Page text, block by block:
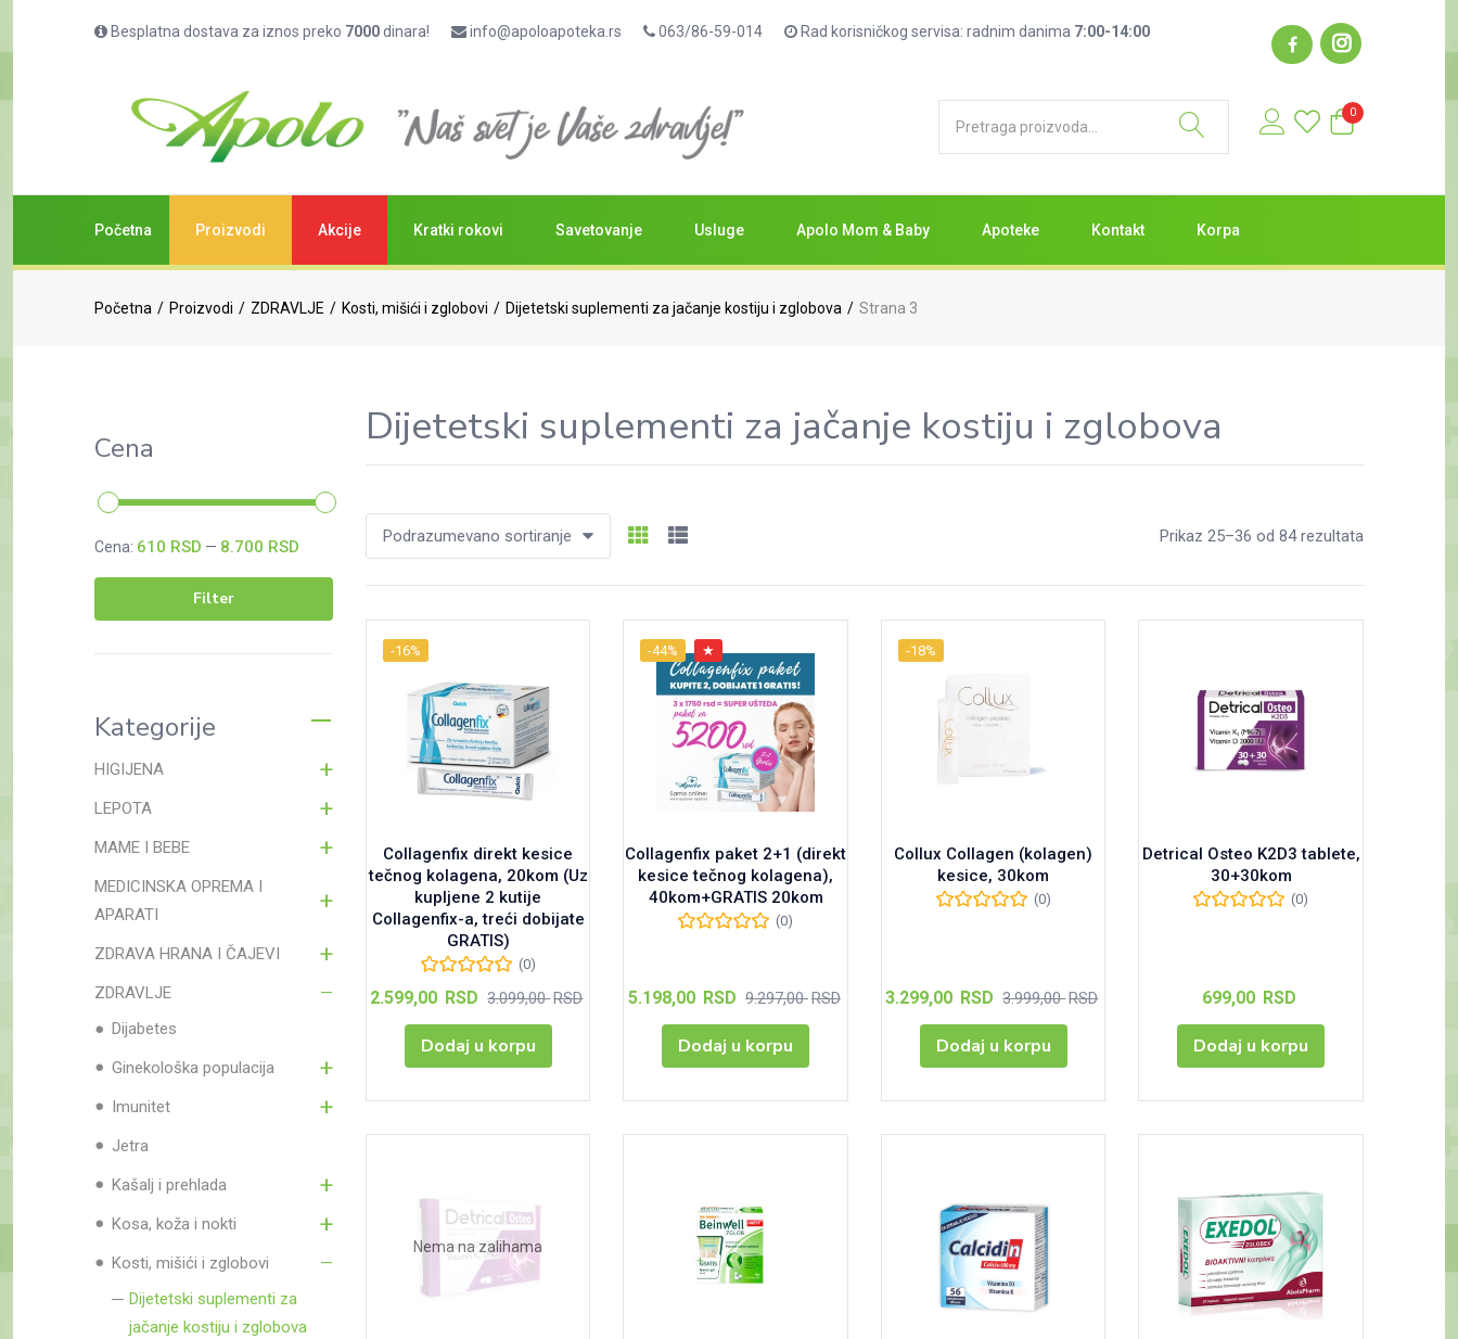
Besplatna dostava za iznos preko 7000dinara! info@apoloapoteka.rs 063/86-59-014 Rad korisničkog servisa: radnim danima 7:00-14:00
0
Početna Proizvodi Akcije Kratki rokovi Savetovanje Usluge Apolo Mom & Baby Apoteke Kontakt Korpa
Početna Proizvodi ZDRAVLJE Kosti, mišići i zglobovi Dijetetski suplementi za jačanje kostiju i zglobova Strana 3
Cena
Filter
Cena: 610 RSD — 8.700 RSD
Kategorije
HIGIJENA
LEPOTA
MAME I BEBE
MEDICINSKA OPREMA I
APARATI
ZDRAVA HRANA I ČAJEVI
ZDRAVLJE
Dijabetes
Ginekološka populacija
Imunitet
Jetra
Kašalj i prehlada
Kosa, koža i nokti
Kosti, mišići i zglobovi
Dijetetski suplementi za
jačanje kostiju i zglobova
Dijetetski suplementi za jačanje kostiju i zglobova
Prikaz 25–36 od 84 rezultata
Podrazumevano sortiranje
-16%
Collagenfix direkt kesice
tečnog kolagena, 20kom (Uz
kupljene 2 kutije
Collagenfix-a, treći dobijate
GRATIS)
(0)
2.599,00 RSD Тренутна
је:
2.599,00 RSD.
3.099,00RSD
Оригинална
Dodaj u korpu
-44% ★
Collagenfix paket 2+1 (direkt
kesice tečnog kolagena),
40kom+GRATIS 20kom
(0)
5.198,00 RSD Тренутна
је:
5.198,00 RSD.
9.297,00RSD
Оригинална
Dodaj u korpu
-18%
Collux Collagen (kolagen)
kesice, 30kom
(0)
3.299,00 RSD Тренутна
је:
3.299,00 RSD.
3.999,00RSD
Dodaj u korpu
Detrical Osteo K2D3 tablete,
30+30kom
(0)
699,00 RSD
Dodaj u korpu
Nema na zalihama